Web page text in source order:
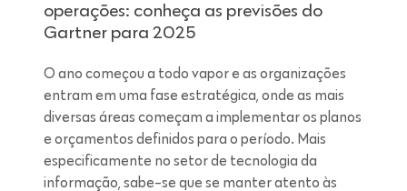
operações: conheça as previsões do
Gartner para 2025
O ano começou a todo vapor e as organizações
entram em uma fase estratégica, onde as mais
diversas áreas começam a implementar os planos
e orçamentos definidos para o período. Mais
especificamente no setor de tecnologia da
informação, sabe-se que se manter atento às